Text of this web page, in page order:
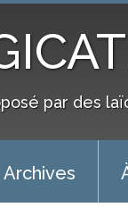
par des
Archives